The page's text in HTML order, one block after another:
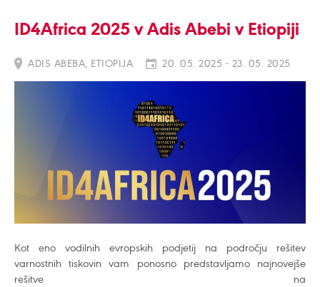
ID4Africa 2025 v Adis Abebi v Etiopiji
ADIS ABEBA, ETIOPIJA 20. 05. 2025 - 23. 05. 2025
Kot eno vodilnih evropskih podjetij na področju rešitev
varnostnih tiskovin vam ponosno predstavljamo najnovejše
rešitve na